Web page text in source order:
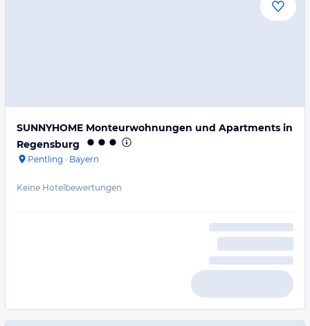
SUNNYHOME Monteurwohnungen und Apartments in
Regensburg
Pentling · Bayern
Keine Hotelbewertungen